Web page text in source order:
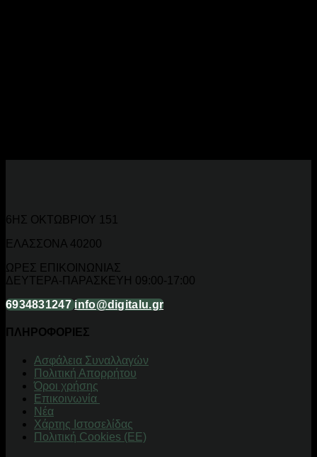
6ΗΣ ΟΚΤΩΒΡΙΟΥ 151
ΕΛΑΣΣΟΝΑ 40200
ΩΡΕΣ ΕΠΙΚΟΙΝΩΝΙΑΣ
ΔΕΥΤΕΡΑ-ΠΑΡΑΣΚΕΥΗ 09:00-17:00
6934831247 info@digitalu.gr
ΠΛΗΡΟΦΟΡΙΕΣ
Aσφάλεια Συναλλαγών
Πολιτική Απορρήτου
Όροι χρήσης
Επικοινωνία
Νέα
Χάρτης Ιστοσελίδας
Πολιτική Cookies (ΕΕ)